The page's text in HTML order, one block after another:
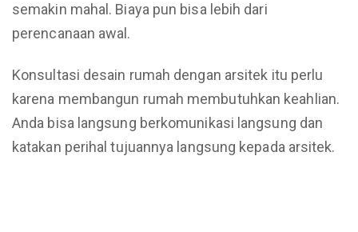
semakin mahal. Biaya pun bisa lebih dari
perencanaan awal.
Konsultasi desain rumah dengan arsitek itu perlu
karena membangun rumah membutuhkan keahlian.
Anda bisa langsung berkomunikasi langsung dan
katakan perihal tujuannya langsung kepada arsitek.